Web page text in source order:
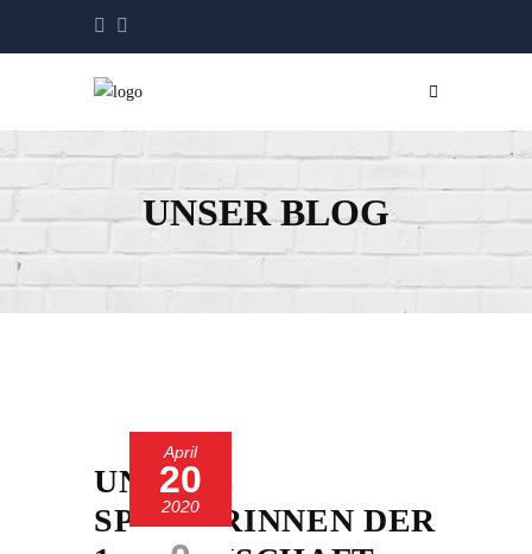
UNSER BLOG
April
20
2020
UNSERE
SPIELERINNEN DER